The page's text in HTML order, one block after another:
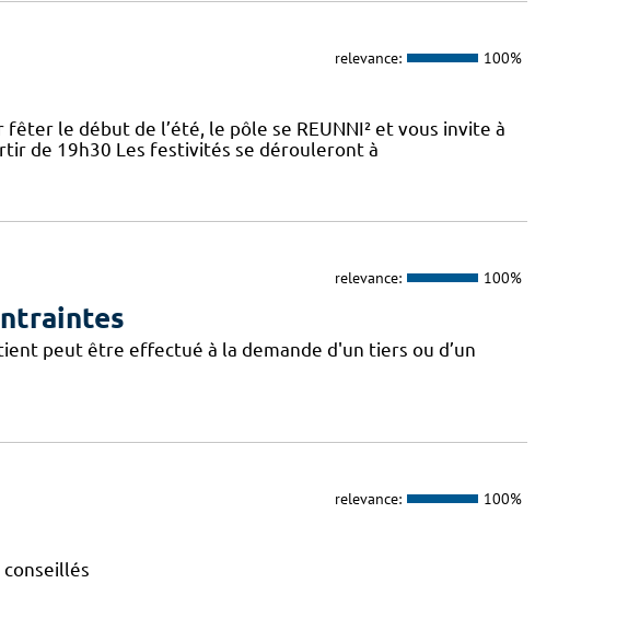
relevance: 100%
le début de l’été, le pôle se REUNNI² et vous invite à
de 19h30 Les festivités se dérouleront à
relevance: 100%
peut être effectué à la demande d'un tiers ou d’un
relevance: 100%
conseillés